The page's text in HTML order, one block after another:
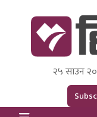
Himal Press
Dot २५ साउन